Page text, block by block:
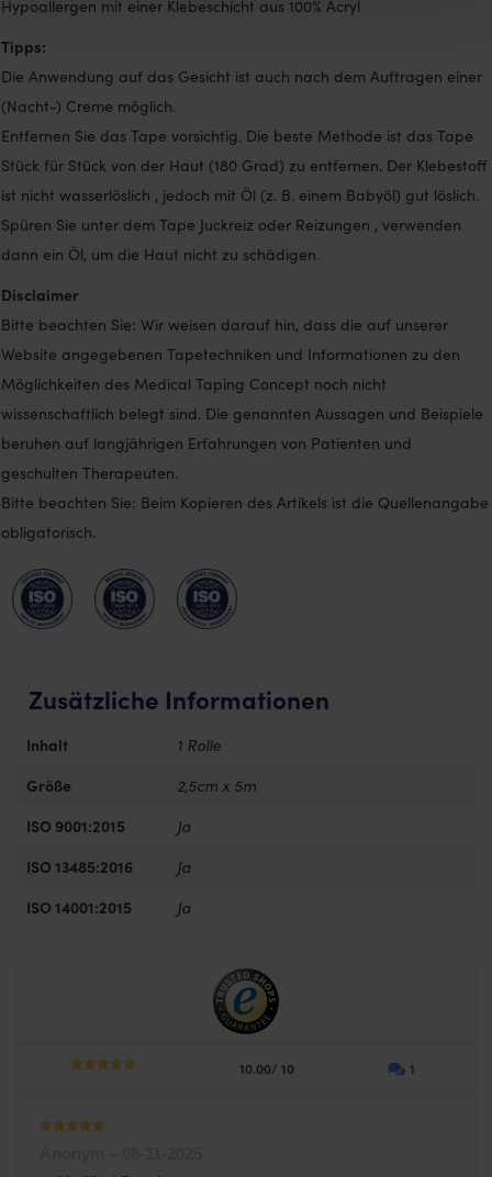
Hypoallergen mit einer Klebeschicht aus 100% Acryl
Tipps:
Die Anwendung auf das Gesicht ist auch nach dem Auftragen einer
(Nacht-) Creme möglich.
Entfernen Sie das Tape vorsichtig. Die beste Methode ist das Tape
Stück für Stück von der Haut (180 Grad) zu entfernen. Der Klebestoff
ist nicht wasserlöslich , jedoch mit Öl (z. B. einem Babyöl) gut löslich.
Spüren Sie unter dem Tape Juckreiz oder Reizungen , verwenden
dann ein Öl, um die Haut nicht zu schädigen.
Disclaimer
Bitte beachten Sie: Wir weisen darauf hin, dass die auf unserer
Website angegebenen Tapetechniken und Informationen zu den
Möglichkeiten des Medical Taping Concept noch nicht
wissenschaftlich belegt sind. Die genannten Aussagen und Beispiele
beruhen auf langjährigen Erfahrungen von Patienten und
geschulten Therapeuten.
Bitte beachten Sie: Beim Kopieren des Artikels ist die Quellenangabe
obligatorisch.
Zusätzliche Informationen
Inhalt 1 Rolle
Größe 2,5cm x 5m
ISO 9001:2015 Ja
ISO 13485:2016 Ja
ISO 14001:2015 Ja
10.00/ 10 1